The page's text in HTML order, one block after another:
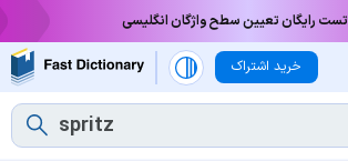
تست رایگان تعیین سطح واژگان انگلیسی
خرید اشتراک